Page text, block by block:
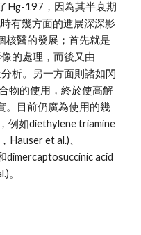
Hg-197，因為其半衰期
有幾方面的進展深深影
核醫的發展；首先就是
的處理，而後又由
析。另一方面則諸如閃
物的使用，終於使高解
。目前仍廣為使用的幾
例如diethylene triamine
Hauser et al.)、
dimercaptosuccinic acid
。